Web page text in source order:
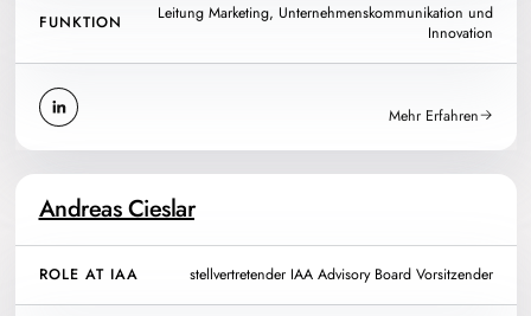
FUNKTION
Leitung Marketing, Unternehmenskommunikation und
Innovation
Mehr Erfahren
Andreas Cieslar
ROLE AT IAA stellvertretender IAA Advisory Board Vorsitzender